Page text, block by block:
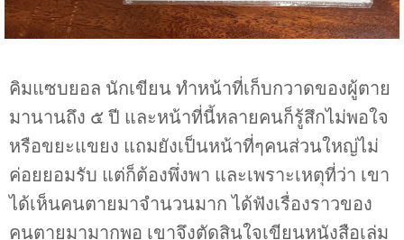
คิมแซบยอล นักเขียน ทำหน้าที่เก็บกวาดของผู้ตาย
มานานถึง ๕ ปี และหน้าที่นี้หลายคนก็รู้สึกไม่พอใจ
หรือขยะแขยง แถมยังเป็นหน้าที่ๆคนส่วนใหญ่ไม่
ค่อยยอมรับ แต่ก็ต้องพึ่งพา และเพราะเหตุที่ว่า เขา
ได้เห็นคนตายมาจำนวนมาก ได้ฟังเรื่องราวของ
คนตายมามากพอ เขาจึงตัดสินใจเขียนหนังสือเล่ม